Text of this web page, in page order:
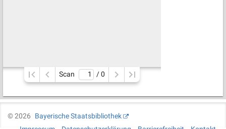
Scan / 0
©2026
Bayerische Staatsbibliothek